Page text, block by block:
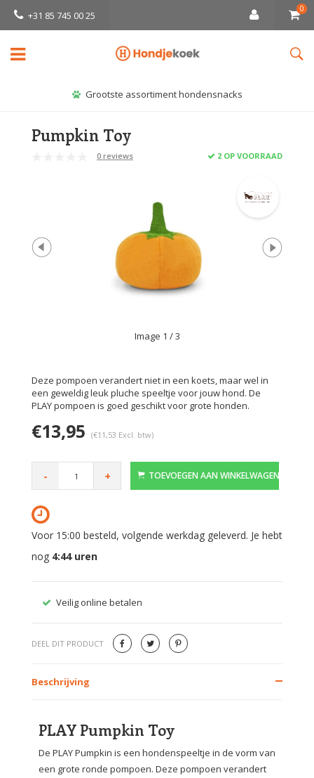
+31 85 745 00 25
0
Grootste assortiment hondensnacks
Pumpkin Toy
0 reviews 2 OP VOORRAAD
Image 1 / 3
Deze pompoen verandert niet in een koets, maar wel in
een geweldig leuk pluche speeltje voor jouw hond. De
PLAY pompoen is goed geschikt voor grote honden.
€13,95 (€11,53 Excl. btw)
- + TOEVOEGEN AAN WINKELWAGEN
Voor 15:00 besteld, volgende werkdag geleverd. Je hebt
nog 4:44uren
Veilig online betalen
DEEL DIT PRODUCT
Beschrijving
PLAY Pumpkin Toy
De PLAY Pumpkin is een hondenspeeltje in de vorm van
een grote ronde pompoen. Deze pompoen verandert